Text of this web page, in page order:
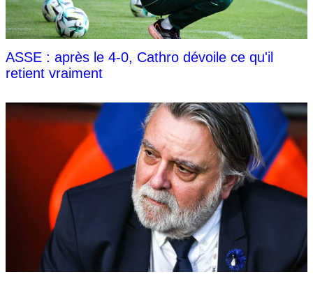
ASSE : après le 4-0, Cathro dévoile ce qu'il
retient vraiment